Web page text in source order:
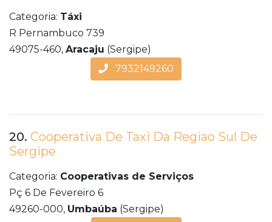
Categoria: Táxi
R Pernambuco 739
49075-460, Aracaju (Sergipe)
7932149260
20. Cooperativa De Taxi Da Regiao Sul De
Sergipe
Categoria: Cooperativas de Serviços
Pç 6 De Fevereiro 6
49260-000, Umbaúba (Sergipe)